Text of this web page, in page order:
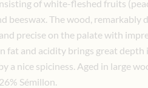
of white-fleshed fruits
beeswax. The wood, remarkably
precise on the palate with
fat and acidity brings great
a nice spiciness. Aged in large
Sémillon.